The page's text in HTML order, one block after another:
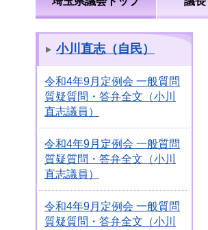
小川直志（自民）
令和4年9月定例会 一般質問
質疑質問・答弁全文（小川
直志議員）
令和4年9月定例会 一般質問
質疑質問・答弁全文（小川
直志議員）
令和4年9月定例会 一般質問
質疑質問・答弁全文（小川